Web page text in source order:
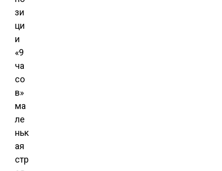
зи
ци
и
«9
ча
со
в»
ма
ле
ньк
ая
стр